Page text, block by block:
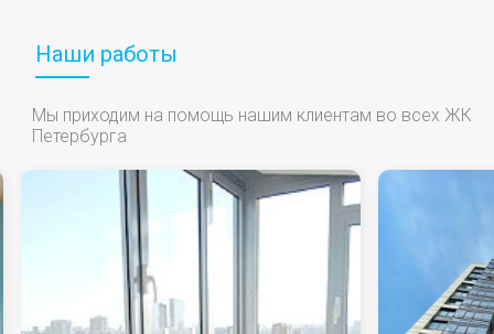
Наши работы
Мы приходим на помощь нашим клиентам во всех ЖК
Петербурга